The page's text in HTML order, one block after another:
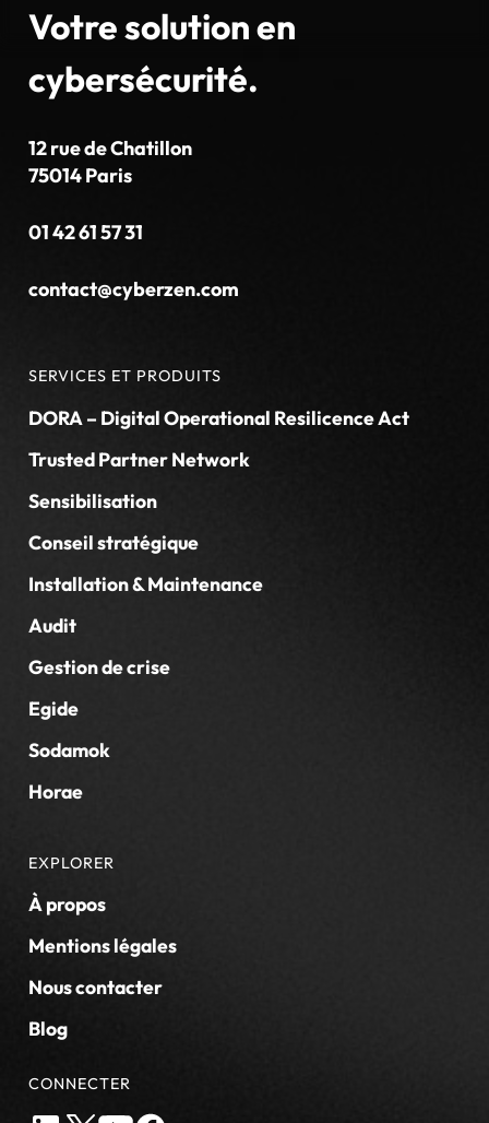
Votre solution en
cybersécurité.
12 rue de Chatillon
75014 Paris
01 42 61 57 31
contact@cyberzen.com
SERVICES ET PRODUITS
DORA – Digital Operational Resilicence Act
Trusted Partner Network
Sensibilisation
Conseil stratégique
Installation & Maintenance
Audit
Gestion de crise
Egide
Sodamok
Horae
EXPLORER
À propos
Mentions légales
Nous contacter
Blog
CONNECTER